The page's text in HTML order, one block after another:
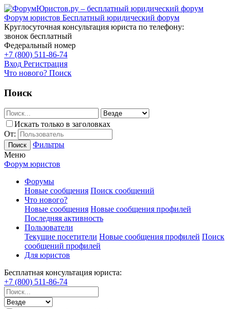
Форум юристов Бесплатный юридический форум
Круглосуточная консультация юриста по телефону:
звонок бесплатный
Федеральный номер
+7 (800) 511-86-74
Вход Регистрация
Что нового? Поиск
Поиск
Искать только в заголовках
От:
Поиск
Фильтры
Меню
Форум юристов
Форумы
Новые сообщения Поиск сообщений
Что нового?
Новые сообщения Новые сообщения профилей
Последняя активность
Пользователи
Текущие посетители Новые сообщения профилей Поиск
сообщений профилей
Для юристов
Бесплатная консультация юриста:
+7 (800) 511-86-74